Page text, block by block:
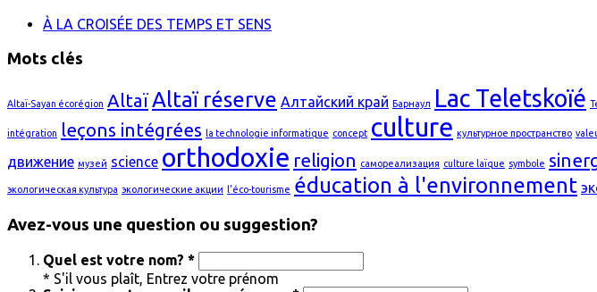
À LA CROISÉE DES TEMPS ET SENS
Mots clés
Altaï-Sayan écorégion AltaïAltaï réserve Алтайский край Барнаул Lac Teletskoïé
intégration leçons intégrées la technologie informatique concept culture культурное пространство
движение музей science orthodoxie religion самореализация culture laïque symbole
экологическая культура экологические акции l'éco-tourisme éducation à l'environnement
Avez-vous une question ou suggestion?
Quel est votre nom? *
* S'il vous plaît, Entrez votre prénom